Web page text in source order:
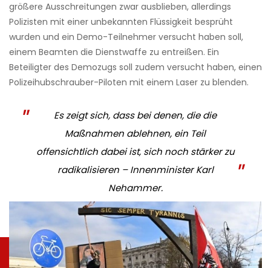
größere Ausschreitungen zwar ausblieben, allerdings
Polizisten mit einer unbekannten Flüssigkeit besprüht
wurden und ein Demo-Teilnehmer versucht haben soll,
einem Beamten die Dienstwaffe zu entreißen. Ein
Beteiligter des Demozugs soll zudem versucht haben, einen
Polizeihubschrauber-Piloten mit einem Laser zu blenden.
Es zeigt sich, dass bei denen, die die
Maßnahmen ablehnen, ein Teil
offensichtlich dabei ist, sich noch stärker zu
radikalisieren – Innenminister Karl
Nehammer.